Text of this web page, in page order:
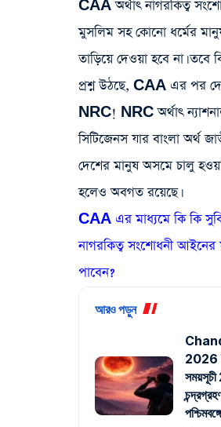
CAA অর্থাৎ নাগরকিত্ব
মুসলিম সহ কোনো ধর্মের
তাড়িয়ে দেওয়া হবে না। তবে
প্রশ্ন উঠছে, CAA এর পর
NRC! NRC অর্থাৎ
সিটিজেনস যার বাংলা অর্থ
দেশের মানুষ অসমে চালু
হলেও অবগত রয়েছে।
CAA এর মাধ্যমে কি কি
নাগরকিত্ব সংশোধনী আইনের
পাবেন?
আরও পড়ুন
2026
সময়সূচী